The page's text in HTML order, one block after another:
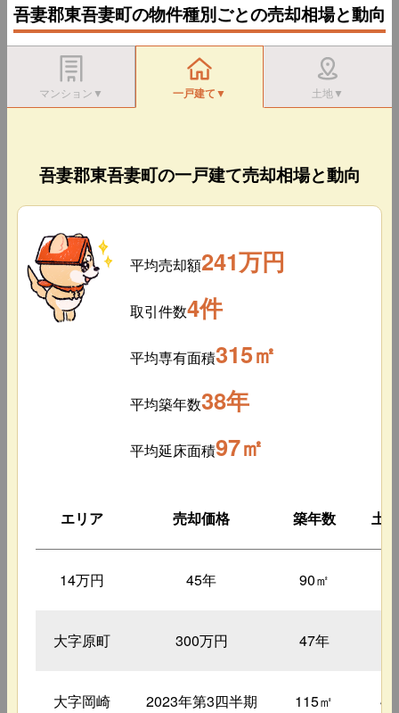
吾妻郡東吾妻町の物件種別ごとの売却相場と動向
マンション▼ 一戸建て▼ 土地▼
吾妻郡東吾妻町の一戸建て売却相場と動向
平均売却額241万円
取引件数4件
平均専有面積315㎡
平均築年数38年
平均延床面積97㎡
エリア 売却価格 築年数 土
14万円 45年 90㎡
大字原町 300万円 47年
大字岡崎 2023年第3四半期 115㎡